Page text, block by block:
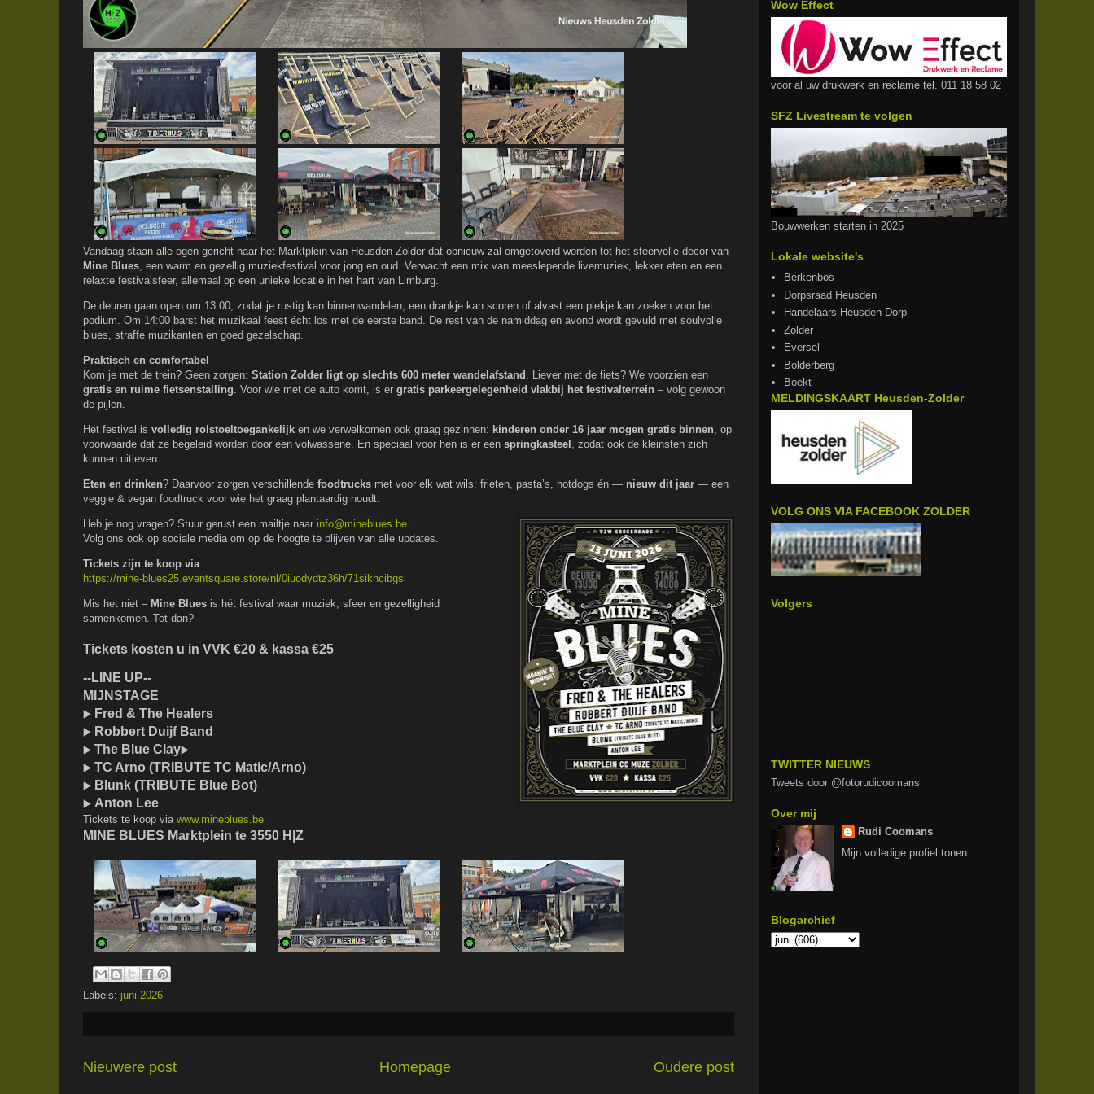
Vandaag staan alle ogen gericht naar het Marktplein van Heusden-Zolder dat opnieuw zal omgetoverd worden tot het sfeervolle decor van
Mine Blues, een warm en gezellig muziekfestival voor jong en oud. Verwacht een mix van meeslepende livemuziek, lekker eten en een
relaxte festivalsfeer, allemaal op een unieke locatie in het hart van Limburg.
De deuren gaan open om 13:00, zodat je rustig kan binnenwandelen, een drankje kan scoren of alvast een plekje kan zoeken voor het
podium. Om 14:00 barst het muzikaal feest écht los met de eerste band. De rest van de namiddag en avond wordt gevuld met soulvolle
blues, straffe muzikanten en goed gezelschap.
Praktisch en comfortabel
Kom je met de trein? Geen zorgen: Station Zolder ligt op slechts 600 meter wandelafstand . Liever met de fiets? We voorzien een
gratis en ruime fietsenstalling. Voor wie met de auto komt, is er gratis parkeergelegenheid vlakbij het festivalterrein – volg gewoon
de pijlen.
Het festival is volledig rolstoeltoegankelijk en we verwelkomen ook graag gezinnen: kinderen onder 16 jaar mogen gratis binnen, op
voorwaarde dat ze begeleid worden door een volwassene. En speciaal voor hen is er een springkasteel , zodat ook de kleinsten zich
kunnen uitleven.
Eten en drinken? Daarvoor zorgen verschillende foodtrucks met voor elk wat wils: frieten, pasta’s, hotdogs én — nieuw dit jaar — een
veggie & vegan foodtruck voor wie het graag plantaardig houdt.
Heb je nog vragen? Stuur gerust een mailtje naar info@mineblues.be.
Volg ons ook op sociale media om op de hoogte te blijven van alle updates.
Tickets zijn te koop via:
https://mine-blues25.eventsquare.store/nl/0iuodydtz36h/71sikhcibgsi
Mis het niet – Mine Blues is hét festival waar muziek, sfeer en gezelligheid
samenkomen. Tot dan?
Tickets kosten u in VVK €20 & kassa €25
--LINE UP--
MIJNSTAGE
▶️ Fred & The Healers
▶️ Robbert Duijf Band
▶️ The Blue Clay▶️
▶️ TC Arno (TRIBUTE TC Matic/Arno)
▶️ Blunk (TRIBUTE Blue Bot)
▶️ Anton Lee
Tickets te koop via www.mineblues.be
MINE BLUES Marktplein te 3550 H|Z
Labels: juni 2026
Nieuwere post Oudere post
Homepage
Wow Effect
voor al uw drukwerk en reclame tel. 011 18 58 02
SFZ Livestream te volgen
Bouwwerken starten in 2025
Lokale website's
Berkenbos
Dorpsraad Heusden
Handelaars Heusden Dorp
Zolder
Eversel
Bolderberg
Boekt
MELDINGSKAART Heusden-Zolder
VOLG ONS VIA FACEBOOK ZOLDER
Volgers
TWITTER NIEUWS
Tweets door @fotorudicoomans
Over mij
Rudi Coomans
Mijn volledige profiel tonen
Blogarchief